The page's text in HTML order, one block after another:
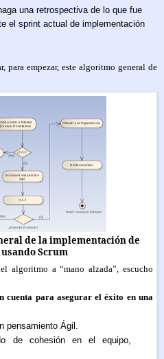
una retrospectiva de lo que fue
el sprint actual de implementación
para empezar, este algoritmo general de
de la implementación de
Scrum
algoritmo a “mano alzada”, escucho
cuenta para asegurar el éxito en una
pensamiento Ágil.
de cohesión en el equipo,